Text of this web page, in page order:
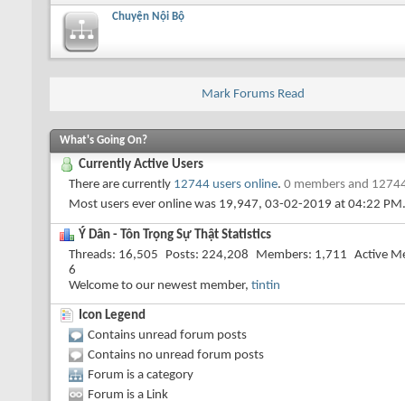
Chuyện Nội Bộ
Mark Forums Read
What's Going On?
Currently Active Users
There are currently 12744 users online. 0 members and
Most users ever online was 19,947, 03-02-2019 at 04:22 PM.
Ý Dân - Tôn Trọng Sự Thật Statistics
Threads 16,505 Posts 224,208 Members 1,711 Active
6
Welcome to our newest member, tintin
Icon Legend
Contains unread forum posts
Contains no unread forum posts
Forum is a category
Forum is a Link